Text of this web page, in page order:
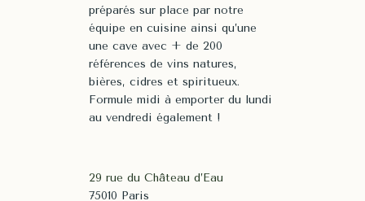
préparés sur place par notre
équipe en cuisine ainsi qu’une
une cave avec + de 200
références de vins natures,
bières, cidres et spiritueux.
Formule midi à emporter du lundi
au vendredi également !
29 rue du Château d’Eau
75010 Paris